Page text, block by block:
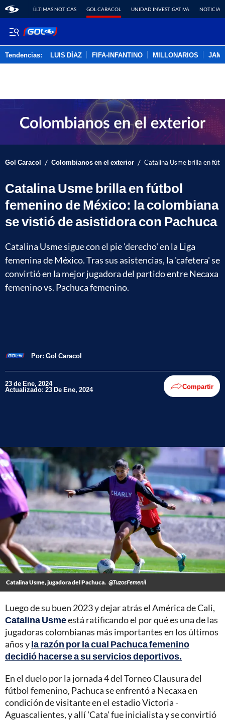
ÚLTIMAS NOTICAS GOL CARACOL UNIDAD INVESTIGATIVA NOTICIAS
Tendencias: LUIS DÍAZ FIFA-INFANTINO MILLONARIOS
Gol Caracol / Colombianos en el exterior / Catalina Usme brilla en
Catalina Usme brilla en fútbol
femenino de México: la colombiana
se vistió de asistidora con Pachuca
Catalina Usme sigue con el pie 'derecho' en la Liga
femenina de México. Tras sus asistencias, la 'cafetera' se
convirtió en la mejor jugadora del partido entre Necaxa
femenino vs. Pachuca femenino.
Por: Gol Caracol
23 de Ene, 2024
Actualizado: 23 De Ene, 2024 Compartir
Catalina Usme, jugadora del Pachuca. @TuzosFemenil
Luego de su buen 2023 y dejar atrás el América de Cali,
Catalina Usmeestá ratificando el por qué es una de las
jugadoras colombianas más importantes en los últimos
años yla razón por la cual Pachuca femenino
decidió hacerse a su servicios deportivos.
En el duelo por la jornada 4 del Torneo Clausura del
fútbol femenino, Pachuca se enfrentó a Necaxa en
condición de visitante en el estadio Victoria -
Aguascalientes, y allí 'Cata' fue inicialista y se convirtió